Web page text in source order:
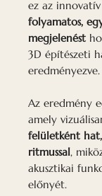
ez az
folyamatos,
megjelenést
3D építészeti
eredményezve.
Az eredmény
amely
felületként
ritmussal,
akusztikai
előnyét.